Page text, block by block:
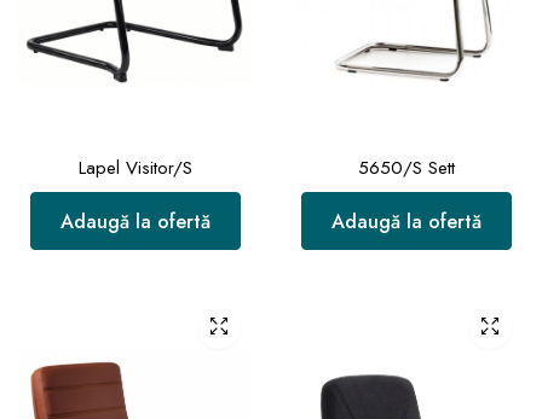
Lapel Visitor/S
Adaugă la ofertă
5650/S Sett
Adaugă la ofertă